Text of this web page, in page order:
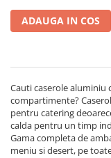
ADAUGA IN COS
Cauti caserole aluminiu
compartimente?
pentru catering
calda pentru un timp
Gama completa de
meniu si desert, pe